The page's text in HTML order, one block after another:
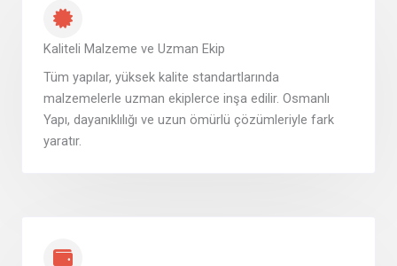
Kaliteli Malzeme ve Uzman Ekip
Tüm yapılar, yüksek kalite standartlarında
malzemelerle uzman ekiplerce inşa edilir. Osmanlı
Yapı, dayanıklılığı ve uzun ömürlü çözümleriyle fark
yaratır.